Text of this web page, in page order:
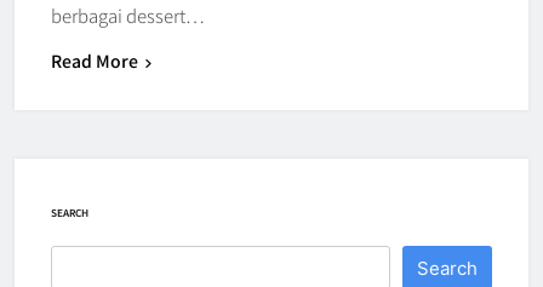
berbagai dessert…
Read More
SEARCH
Search